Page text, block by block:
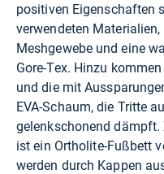
positiven Eigenschaften
verwendeten
Meshgewebe und eine
Gore-Tex. Hinzu
und die mit
EVA-Schaum, die Tritte
gelenkschonend
ist ein Ortholite-Fußbett
werden durch Kappen